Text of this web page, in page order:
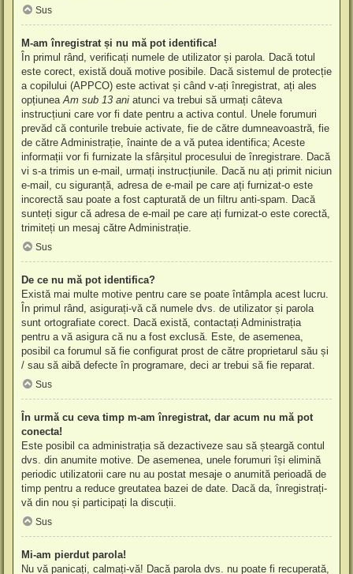
Sus
M-am înregistrat și nu mă pot identifica!
În primul rând, verificați numele de utilizator și parola. Dacă totul
este corect, există două motive posibile. Dacă sistemul de protecție
a copilului (APPCO) este activat și când v-ați înregistrat, ați ales
opțiuneaAm sub 13 ani atunci va trebui să urmați câteva
instrucțiuni care vor fi date pentru a activa contul. Unele forumuri
prevăd că conturile trebuie activate, fie de către dumneavoastră, fie
de către Administrație, înainte de a vă putea identifica; Aceste
informații vor fi furnizate la sfârșitul procesului de înregistrare. Dacă
vi s-a trimis un e-mail, urmați instrucțiunile. Dacă nu ați primit niciun
e-mail, cu siguranță, adresa de e-mail pe care ați furnizat-o este
incorectă sau poate a fost capturată de un filtru anti-spam. Dacă
sunteți sigur că adresa de e-mail pe care ați furnizat-o este corectă,
trimiteți un mesaj către Administrație.
Sus
De ce nu mă pot identifica?
Există mai multe motive pentru care se poate întâmpla acest lucru.
În primul rând, asigurați-vă că numele dvs. de utilizator și parola
sunt ortografiate corect. Dacă există, contactați Administrația
pentru a vă asigura că nu a fost exclusă. Este, de asemenea,
posibil ca forumul să fie configurat prost de către proprietarul său și
/ sau să aibă defecte în programare, deci ar trebui să fie reparat.
Sus
În urmă cu ceva timp m-am înregistrat, dar acum nu mă pot
conecta!
Este posibil ca administrația să dezactiveze sau să șteargă contul
dvs. din anumite motive. De asemenea, unele forumuri își elimină
periodic utilizatorii care nu au postat mesaje o anumită perioadă de
timp pentru a reduce greutatea bazei de date. Dacă da, înregistrați-
vă din nou și participați la discuții.
Sus
Mi-am pierdut parola!
Nu vă panicați, calmați-vă! Dacă parola dvs. nu poate fi recuperată,